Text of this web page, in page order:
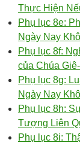
Thực Hiện
Phụ lục 8e:
Ngày Nay
Phụ lục 8f:
của Chúa
Phụ lục 8g:
Ngày Nay
Phụ lục 8h:
Tượng Liên
Phụ lục 8i: